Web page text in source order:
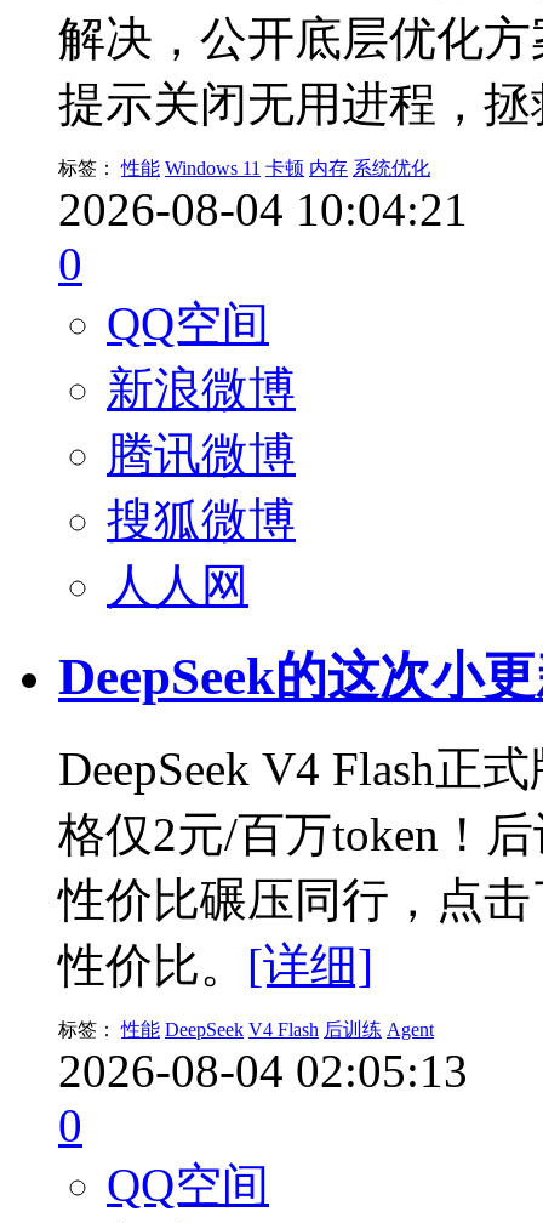
解决，公开底层优化
提示关闭无用进程，
标签： 性能 Windows 11 卡顿 内存 系统优化
2026-08-04 10:04:21
0
QQ空间
新浪微博
腾讯微博
搜狐微博
人人网
DeepSeek的这次小
DeepSeek V4 Flash正
格仅2元/百万token！
性价比碾压同行，点
性价比。 [详细]
标签： 性能 DeepSeek V4 Flash 后训练 Agent
2026-08-04 02:05:13
0
QQ空间